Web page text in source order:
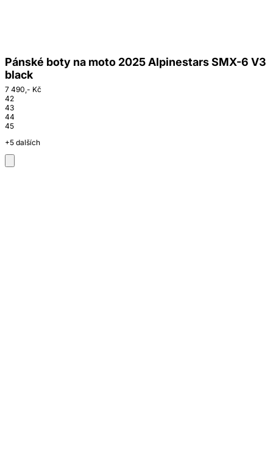
Pánské boty na moto 2025 Alpinestars SMX-6 V3
black
7 490,- Kč
42
43
44
45
+5 dalších